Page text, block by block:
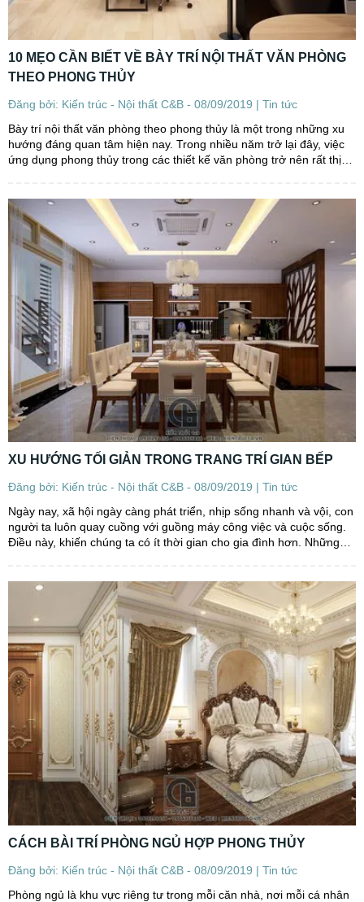
10 MẸO CẦN BIẾT VỀ BÀY TRÍ NỘI THẤT VĂN PHÒNG
THEO PHONG THỦY
Đăng bởi: Kiến trúc - Nội thất C&B - 08/09/2019 | Tin tức
Bày trí nội thất văn phòng theo phong thủy là một trong những xu
hướng đáng quan tâm hiện nay. Trong nhiều năm trở lại đây, việc
ứng dụng phong thủy trong các thiết kế văn phòng trở nên rất thịnh
XU HƯỚNG TỐI GIẢN TRONG TRANG TRÍ GIAN BẾP
Đăng bởi: Kiến trúc - Nội thất C&B - 08/09/2019 | Tin tức
Ngày nay, xã hội ngày càng phát triển, nhịp sống nhanh và vội, con
người ta luôn quay cuồng với guồng máy công việc và cuộc sống.
Điều này, khiến chúng ta có ít thời gian cho gia đình hơn. Những
CÁCH BÀI TRÍ PHÒNG NGỦ HỢP PHONG THỦY
Đăng bởi: Kiến trúc - Nội thất C&B - 08/09/2019 | Tin tức
Phòng ngủ là khu vực riêng tư trong mỗi căn nhà, nơi mỗi cá nhân